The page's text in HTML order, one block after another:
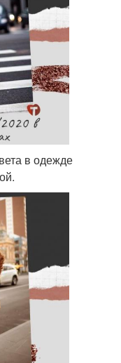
в одежде